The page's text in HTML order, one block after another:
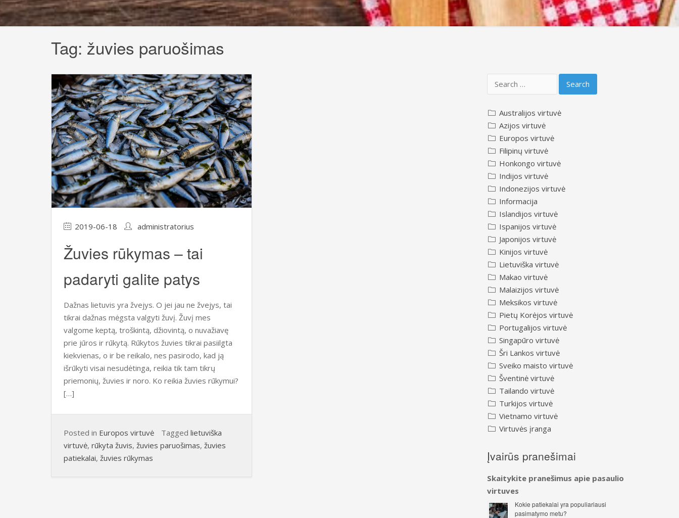
Tag: žuvies paruošimas
2019-06-18 administratorius
Žuvies rūkymas – tai
padaryti galite patys
Dažnas lietuvis yra žvejys. O jei jau ne žvejys, tai
tikrai dažnas mėgsta valgyti žuvį. Žuvį mes
valgome keptą, troškintą, džiovintą, o nuvažiavę
prie jūros ir rūkytą. Rūkytos žuvies tikrai pasiilgta
kiekvienas, o ir be reikalo, nes pasirodo, kad ją
išrūkyti visai nesudėtinga, reikia tik tam tikrų
priemonių, žuvies ir noro. Ko reikia žuvies rūkymui?
[…]
Posted in Europos virtuvė Tagged lietuviška
virtuvė, rūkyta žuvis, žuvies paruošimas, žuvies
patiekalai, žuvies rūkymas
for:
Australijos virtuvė
Azijos virtuvė
Europos virtuvė
Filipinų virtuvė
Honkongo virtuvė
Indijos virtuvė
Indonezijos virtuvė
Informacija
Islandijos virtuvė
Ispanijos virtuvė
Japonijos virtuvė
Kinijos virtuvė
Lietuviška virtuvė
Makao virtuvė
Malaizijos virtuvė
Meksikos virtuvė
Pietų Korėjos virtuvė
Portugalijos virtuvė
Singapūro virtuvė
Šri Lankos virtuvė
Sveiko maisto virtuvė
Šventinė virtuvė
Tailando virtuvė
Turkijos virtuvė
Vietnamo virtuvė
Virtuvės įranga
Įvairūs pranešimai
Skaitykite pranešimus apie pasaulio
virtuves
Kokie patiekalai yra populiariausi
pasimatymo metu?